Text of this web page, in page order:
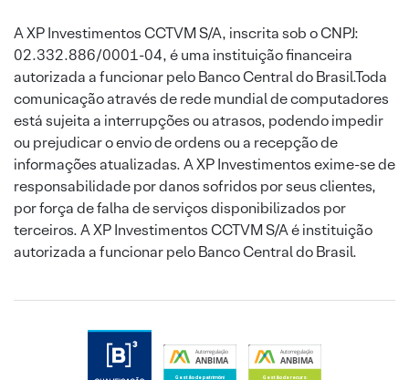
A XP Investimentos CCTVM S/A, inscrita sob o CNPJ:
02.332.886/0001-04, é uma instituição financeira
autorizada a funcionar pelo Banco Central do Brasil.Toda
comunicação através de rede mundial de computadores
está sujeita a interrupções ou atrasos, podendo impedir
ou prejudicar o envio de ordens ou a recepção de
informações atualizadas. A XP Investimentos exime-se de
responsabilidade por danos sofridos por seus clientes,
por força de falha de serviços disponibilizados por
terceiros. A XP Investimentos CCTVM S/A é instituição
autorizada a funcionar pelo Banco Central do Brasil.